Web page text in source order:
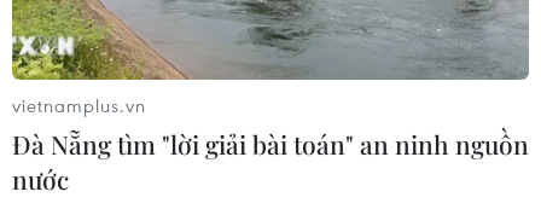
giáo dục
07/08/2026 05:40
Phó Thủ tướng Phạm Thị Thanh Trà
dự lễ khởi công xây Trường THPT
Nam Đàn 1
vietnamplus.vn
Đà Nẵng tìm "lời giải bài toán" an ninh nguồn
nước